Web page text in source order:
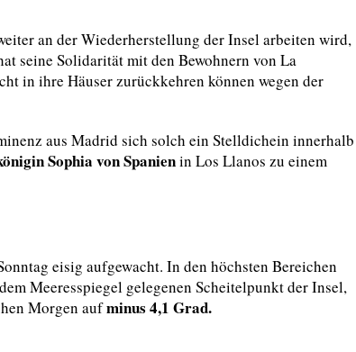
an der Wiederherstellung der Insel arbeiten wird,
seine Solidarität mit den Bewohnern von La
in ihre Häuser zurückkehren können wegen der
aus Madrid sich solch ein Stelldichein innerhalb
Sophia von Spanienin Los Llanos zu einem
eisig aufgewacht. In den höchsten Bereichen
Meeresspiegel gelegenen Scheitelpunkt der Insel,
Morgen aufminus 4,1 Grad.